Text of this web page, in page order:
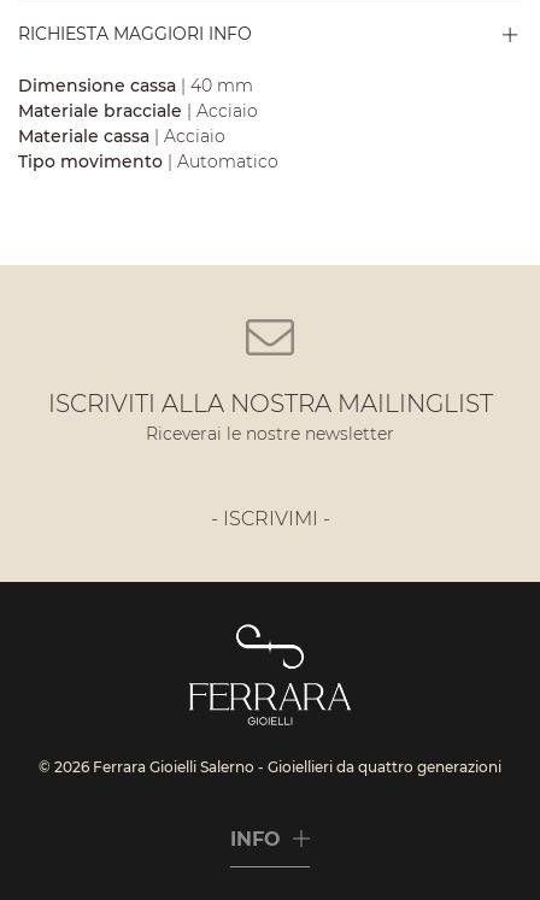
RICHIESTA MAGGIORI INFO
Dimensione cassa | 40 mm
Materiale bracciale | Acciaio
Materiale cassa | Acciaio
Tipo movimento | Automatico
ISCRIVITI ALLA NOSTRA MAILINGLIST
Riceverai le nostre newsletter
- ISCRIVIMI -
© 2026 Ferrara Gioielli Salerno - Gioiellieri da quattro generazioni
INFO